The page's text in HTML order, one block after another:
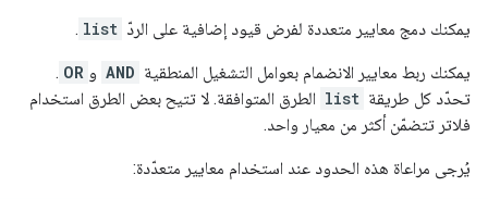
يمكنك دمج معايير متعددة لفرض قيود إضافية على الردّ list
.
يمكنك ربط معايير الانضمام بعوامل التشغيل المنطقية AND و OR
.
تحدّد كل طريقة list الطرق المتوافقة. لا تتيح بعض الطرق استخدام
فلاتر تتضمّن أكثر من معيار واحد.
يُرجى مراعاة هذه الحدود عند استخدام معايير متعدّدة: